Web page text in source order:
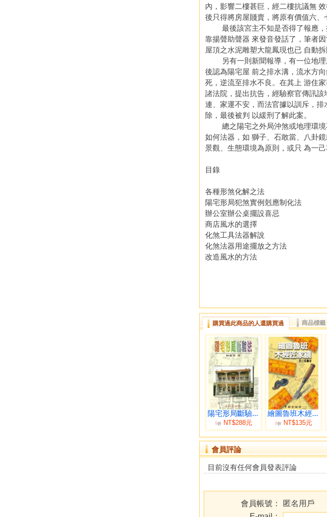
內，影響二樓甚巨，經二樓抗議無
後只得將房屋賤賣，將原有價值六、
最後該宮主不知是否得了報應，
靠揚聲助聲器 來發音發話了，筆者
屋頂之水泥雕塑大龍鳳現也已 自動
另有一則新聞報導，有一位地理
後認為陽宅屋 前之排水溝，流水方
死，逆流至排水不良。在其上 游住
諸法院，提出抗告，經驗察官傳訊
連、家運不安，而法官據以訓斥，
除，最後被判 以緩刑了解此案。
總之陽宅之外局沖煞或地理環境
如何法器，如 獅子、石敢當、八卦
景觀、生態環境為原則，或只 為一
目錄
各種形煞化解之法
陽宅形局犯煞實例剋應制化法
辦公室辦公桌擺設喜忌
商店風水的選擇
化煞工具法器解說
化煞法器用途擺放之方法
改造風水的方法
購買過此商品的人還購買過 商品標籤
陽宅形局斷驗...
9折 NT$288元
繪圖魯班木經...
9折 NT$135元
會員評論
目前沒有任何會員發表評論
會員帳號：
匿名用戶